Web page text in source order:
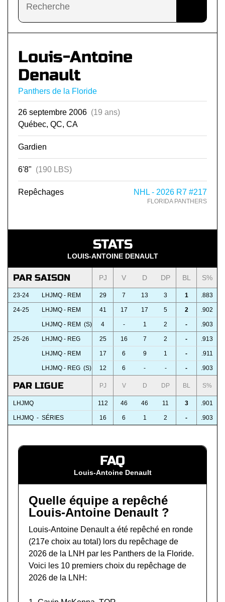
Louis-Antoine
Denault
Panthers de la Floride
26 septembre 2006 (19 ans)
Québec, QC, CA
Gardien
6'8" (190 LBS)
Repêchages NHL - 2026 R7 #217
FLORIDA PANTHERS
STATS
LOUIS-ANTOINE DENAULT
PAR SAISON PJ V D DP BL S%
23-24 LHJMQ - REM 29 7 13 3 1 .883
24-25 LHJMQ - REM 41 17 17 5 2 .902
LHJMQ - REM (S) 4 - 1 2 - .903
25-26 LHJMQ - REG 25 16 7 2 - .913
LHJMQ - REM 17 6 9 1 - .911
LHJMQ - REG (S) 12 6 - - - .903
PAR LIGUE PJ V D DP BL S%
LHJMQ 112 46 46 11 3 .901
LHJMQ - SÉRIES 16 6 1 2 - .903
FAQ
Louis-Antoine Denault
Quelle équipe a repêché
Louis-Antoine Denault ?
Louis-Antoine Denault a été repêché en ronde
(217e choix au total) lors du repêchage de
2026 de la LNH par les Panthers de la Floride.
Voici les 10 premiers choix du repêchage de
2026 de la LNH: